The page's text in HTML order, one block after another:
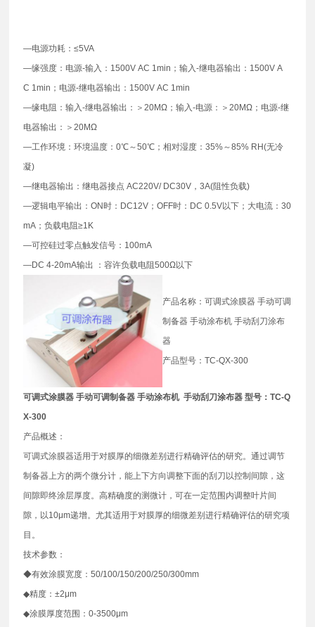
—电源功耗：≤5VA
—缘强度：电源-输入：1500V AC 1min；输入-继电器输出：1500V A
C 1min；电源-继电器输出：1500V AC 1min
—缘电阻：输入-继电器输出：＞20MΩ；输入-电源：＞20MΩ；电源-继
电器输出：＞20MΩ
—工作环境：环境温度：0℃～50℃；相对湿度：35%～85% RH(无冷
凝)
—继电器输出：继电器接点 AC220V/ DC30V，3A(阻性负载)
—逻辑电平输出：ON时：DC12V；OFF时：DC 0.5V以下；大电流：30
mA；负载电阻≥1K
—可控硅过零点触发信号：100mA
—DC 4-20mA输出 ：容许负载电阻500Ω以下
产品名称：可调式涂膜器 手动可调
制备器 手动涂布机 手动刮刀涂布
器
产品型号：TC-QX-300
可调式涂膜器 手动可调制备器 手动涂布机 手动刮刀涂布器 型号：TC-Q
X-300
产品概述：
可调式涂膜器适用于对膜厚的细微差别进行精确评估的研究。通过调节
制备器上方的两个微分计，能上下方向调整下面的刮刀以控制间隙，这
间隙即终涂层厚度。高精确度的测微计，可在一定范围内调整叶片间
隙，以10μm递增。尤其适用于对膜厚的细微差别进行精确评估的研究项
目。
技术参数：
◆有效涂膜宽度：50/100/150/200/250/300mm
◆精度：±2μm
◆涂膜厚度范围：0-3500μm